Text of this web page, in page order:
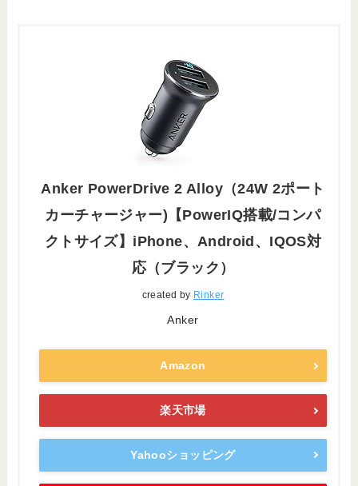
Anker PowerDrive 2 Alloy（24W 2ポート
カーチャージャー)【PowerIQ搭載/コンパ
クトサイズ】iPhone、Android、IQOS対
応（ブラック）
created by Rinker
Anker
Amazon
楽天市場
Yahooショッピング